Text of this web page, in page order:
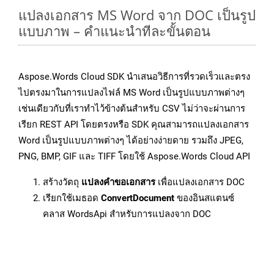
แปลงเอกสาร MS Word จาก DOC เป็นรูป
แบบภาพ – คำแนะนำทีละขั้นตอน
Aspose.Words Cloud SDK นำเสนอวิธีการที่รวดเร็วและตรง
ไปตรงมาในการแปลงไฟล์ MS Word เป็นรูปแบบภาพต่างๆ
เช่นเดียวกับที่เราทำไว้ข้างต้นสำหรับ CSV ไม่ว่าจะผ่านการ
เรียก REST API โดยตรงหรือ SDK คุณสามารถแปลงเอกสาร
Word เป็นรูปแบบภาพต่างๆ ได้อย่างง่ายดาย รวมถึง JPEG,
PNG, BMP, GIF และ TIFF โดยใช้ Aspose.Words Cloud API
สร้างวัตถุ แปลงคำขอเอกสารเพื่อแปลงเอกสาร DOC
เรียกใช้เมธอด ConvertDocument ของอินสแตนซ์
คลาส WordsApi สำหรับการแปลงจาก DOC